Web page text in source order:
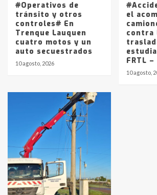
#Operativos de
tránsito y otros
controles# En
Trenque Lauquen
cuatro motos y un
auto secuestrados
10 agosto, 2026
el
contra
FRTL –
10 agosto,